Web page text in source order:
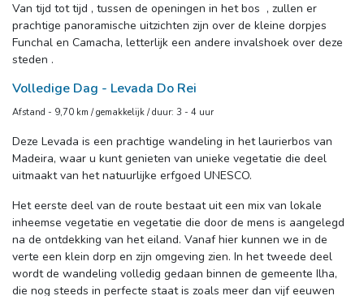
Van tijd tot tijd , tussen de openingen in het bos , zullen er
prachtige panoramische uitzichten zijn over de kleine dorpjes
Funchal en Camacha, letterlijk een andere invalshoek over deze
steden .
Volledige Dag - Levada Do Rei
Afstand - 9,70 km / gemakkelijk / duur: 3 - 4 uur
Deze Levada is een prachtige wandeling in het laurierbos van
Madeira, waar u kunt genieten van unieke vegetatie die deel
uitmaakt van het natuurlijke erfgoed UNESCO.
Het eerste deel van de route bestaat uit een mix van lokale
inheemse vegetatie en vegetatie die door de mens is aangelegd
na de ontdekking van het eiland. Vanaf hier kunnen we in de
verte een klein dorp en zijn omgeving zien. In het tweede deel
wordt de wandeling volledig gedaan binnen de gemeente Ilha,
die nog steeds in perfecte staat is zoals meer dan vijf eeuwen